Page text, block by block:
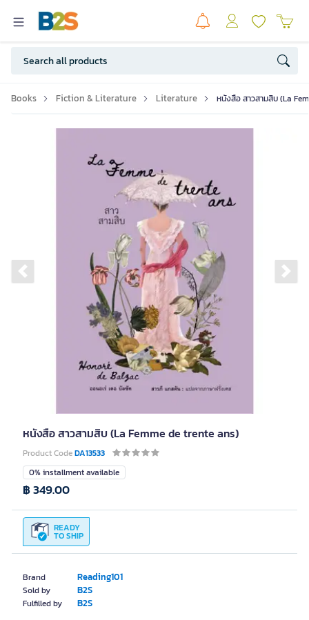
Books Fiction & Literature Literature หนังสือ สาวสามสิบ (La
Previous slide
หนังสือ สาวสามสิบ (La Femme de trente ans)
Product CodeDA13533
Brand Reading101
Sold by B2S
Fulfilled by B2S
0% installment available
READY
TO SHIP
฿ 349.00